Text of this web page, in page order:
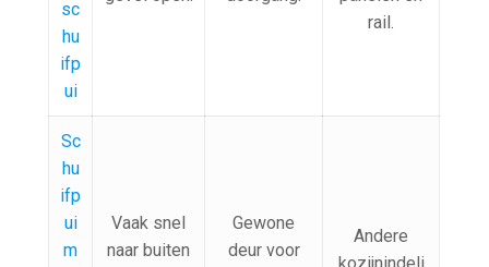
sc
hu
ifp
ui
rail.
Sc
hu
ifp
ui
m
Vaak snel
naar buiten
Gewone
deur voor
Andere
kozijnindeli